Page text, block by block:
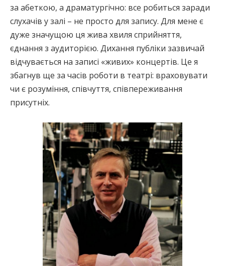
за абеткою, а драматургічно: все робиться заради
слухачів у залі – не просто для запису. Для мене є
дуже значущою ця жива хвиля сприйняття,
єднання з аудиторією. Дихання публіки зазвичай
відчувається на записі «живих» концертів. Це я
збагнув ще за часів роботи в театрі: враховувати
чи є розуміння, співчуття, співпереживання
присутніх.